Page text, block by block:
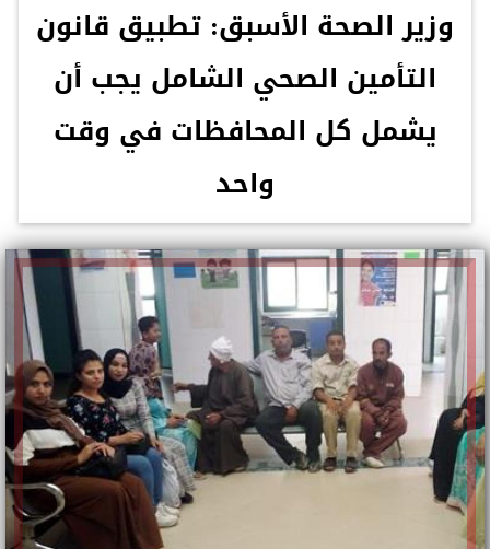
وزير الصحة الأسبق: تطبيق قانون
التأمين الصحي الشامل يجب أن
يشمل كل المحافظات في وقت
واحد